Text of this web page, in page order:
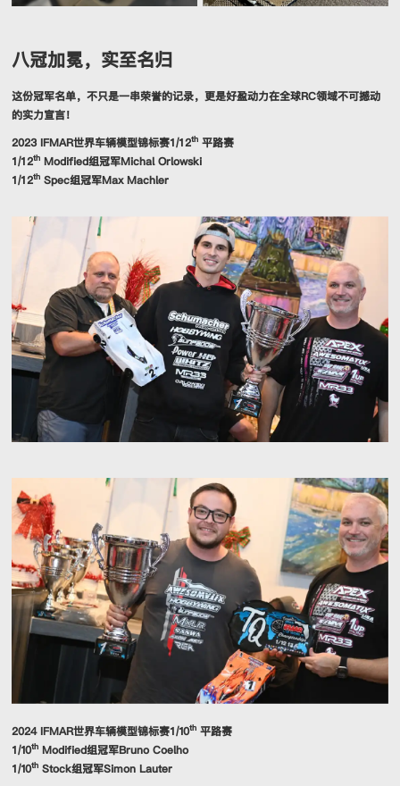
八冠加冕，实至名归
这份冠军名单，不只是一串荣誉的记录，更是好盈动力在全球RC领域不可撼动
的实力宣言！
2023 IFMAR世界车辆模型锦标赛1/12th 平路赛
1/12th Modified组冠军Michal Orlowski
1/12th Spec组冠军Max Machler
2024 IFMAR世界车辆模型锦标赛1/10th 平路赛
1/10th Modified组冠军Bruno Coelho
1/10th Stock组冠军Simon Lauter